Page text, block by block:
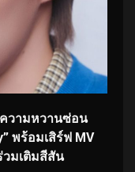
ความหวานซ่อน
พร้อมเสิร์ฟ MV
วมเติมสีสัน